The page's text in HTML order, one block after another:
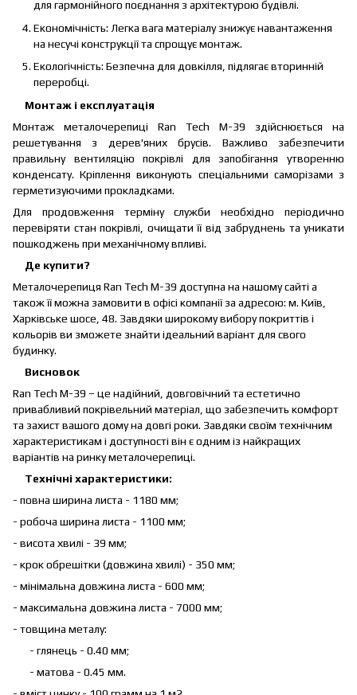
для гармонійного поєднання з архітектурою будівлі.
Економічність: Легка вага матеріалу знижує навантаження
на несучі конструкції та спрощує монтаж.
Екологічність: Безпечна для довкілля, підлягає вторинній
переробці.
Монтаж і експлуатація
Монтаж металочерепиці Ran Tech М-39 здійснюється на
решетування з дерев'яних брусів. Важливо забезпечити
правильну вентиляцію покрівлі для запобігання утворенню
конденсату. Кріплення виконують спеціальними саморізами з
герметизуючими прокладками.
Для продовження терміну служби необхідно періодично
перевіряти стан покрівлі, очищати її від забруднень та уникати
пошкоджень при механічному впливі.
Де купити?
Металочерепиця Ran Tech М-39 доступна на нашому сайті а
також її можна замовити в офісі компанії за адресою: м. Київ,
Харківське шосе, 48. Завдяки широкому вибору покриттів і
кольорів ви зможете знайти ідеальний варіант для свого
будинку.
Висновок
Ran Tech М-39 – це надійний, довговічний та естетично
привабливий покрівельний матеріал, що забезпечить комфорт
та захист вашого дому на довгі роки. Завдяки своїм технічним
характеристикам і доступності він є одним із найкращих
варіантів на ринку металочерепиці.
Технічні характеристики:
- повна ширина листа - 1180 мм;
- робоча ширина листа - 1100 мм;
- висота хвилі - 39 мм;
- крок обрешітки (довжина хвилі) - 350 мм;
- мінімальна довжина листа - 600 мм;
- максимальна довжина листа - 7000 мм;
- товщина металу:
- глянець - 0.40 мм;
- матова - 0.45 мм.